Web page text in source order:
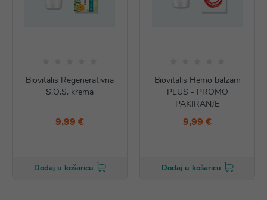
Biovitalis Regenerativna
S.O.S. krema
9,99 €
Dodaj u košaricu
Biovitalis Hemo balzam
PLUS - PROMO
PAKIRANJE
9,99 €
Dodaj u košaricu